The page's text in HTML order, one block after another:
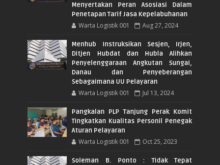
Menyertakan Peran Asosiasi Dalam
Penetapan Tarif Jasa Kepelabuhanan
Warta Logistik 001 Aug 27, 2024
Menhub Instruksikan Sesjen, Irjen,
Ditjen Hubdat dan Hubla Alihkan
Penyelenggaraan Angkutan Sungai,
Danau dan Penyeberangan
Sebagaimana UU Pelayaran
Warta Logistik 001 Jul 13, 2024
Pangkalan PLP Tanjung Perak Komit
Tingkatkan Kualitas Personil Penegak
Aturan Pelayaran
Warta Logistik 001 Oct 25, 2023
Soleman B. Ponto : Tidak Tepat